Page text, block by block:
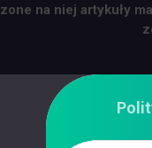
na niej artykuły